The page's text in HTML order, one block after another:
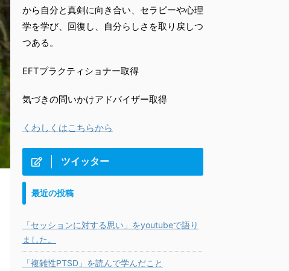
から自分と真剣に向き合い、セラピーや心理
学を学び、回復し、自分らしさを取り戻しつ
つある。
EFTプラクティショナー取得
気づきの問いかけアドバイザー取得
くわしくはこちらから
ツイッター
最近の投稿
「セッションに対する思い」をyoutubeで語り
ました。
「複雑性PTSD」を読んで学んだこと